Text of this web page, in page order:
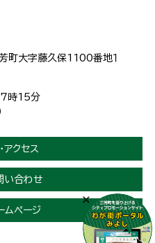
町大字藤久保1100番地１
時15分
アクセス
い合わせ
ムページ